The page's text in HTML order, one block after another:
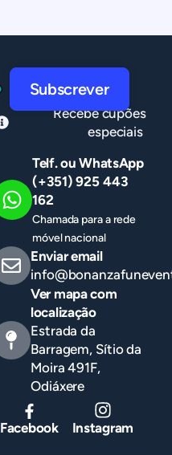
Subscrever
Recebe cupões
especiais
Telf. ou WhatsApp
(+351) 925 443
162
Chamada para a rede
móvel nacional
Enviar email
Ver mapa com
localização
Estrada da
Barragem, Sítio da
Moira 491F,
Odiáxere
Facebook Instagram